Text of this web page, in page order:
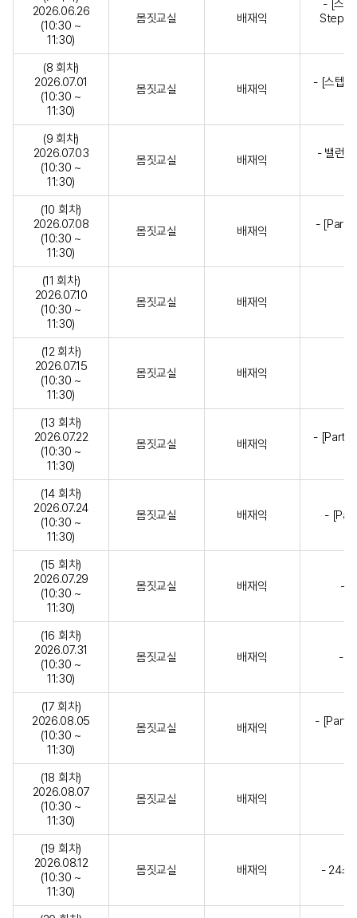
2026.06.26
(10:30 ~
11:30)
몸짓교실 배재익
- [스
Step) -
(8 회차)
2026.07.01
(10:30 ~
11:30)
몸짓교실 배재익 - [스텝
(9 회차)
2026.07.03
(10:30 ~
11:30)
몸짓교실 배재익 - 밸런
(10 회차)
2026.07.08
(10:30 ~
11:30)
몸짓교실 배재익 - [Part2]
(11 회차)
2026.07.10
(10:30 ~
11:30)
몸짓교실 배재익
(12 회차)
2026.07.15
(10:30 ~
11:30)
몸짓교실 배재익
(13 회차)
2026.07.22
(10:30 ~
11:30)
몸짓교실 배재익 - [Part1]
(14 회차)
2026.07.24
(10:30 ~
11:30)
몸짓교실 배재익 -
(15 회차)
2026.07.29
(10:30 ~
11:30)
몸짓교실 배재익 -
(16 회차)
2026.07.31
(10:30 ~
11:30)
몸짓교실 배재익 -
(17 회차)
2026.08.05
(10:30 ~
11:30)
몸짓교실 배재익 - [Part1]
(18 회차)
2026.08.07
(10:30 ~
11:30)
몸짓교실 배재익
(19 회차)
2026.08.12
(10:30 ~
11:30)
몸짓교실 배재익 - 24스